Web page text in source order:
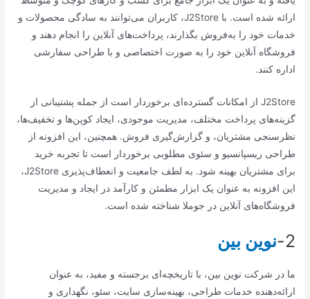
ارائه شده است. با J2Store، کاربران می‌توانند به سادگی محصولات و
خدمات خود را به‌فروش بگذارند، پرداخت‌های آنلاین را انجام دهند و
فروشگاه آنلاین خود را به صورت اختصاصی و با طراحی سفارشی
اداره کنند.
J2Store از امکانات گسترده‌ای برخوردار است از جمله پشتیبانی از
گزینه‌های پرداخت مختلف، مدیریت موجودی، ایجاد کوپن‌ها و تخفیف‌ها،
نظرسنجی مشتریان، و گزارش‌گیری فروش. همچنین، این افزونه از
طراحی ریسپانسیو و سئوی مطلوبی برخوردار است تا تجربه خرید
برای مشتریان بهینه شود. به لطف جامعیت و انعطاف‌پذیری J2Store،
این افزونه به عنوان یک ابزار مطمئن و کارآمد در ایجاد و مدیریت
فروشگاه‌های آنلاین در جوملا شناخته شده است.
2- نوین بین
ما در شرکت نوین بین، با تاریخچه‌ای برجسته و مفید، به عنوان
ارائه‌دهنده خدمات طراحی، بهینه‌سازی سایت، سئو، نگهداری و